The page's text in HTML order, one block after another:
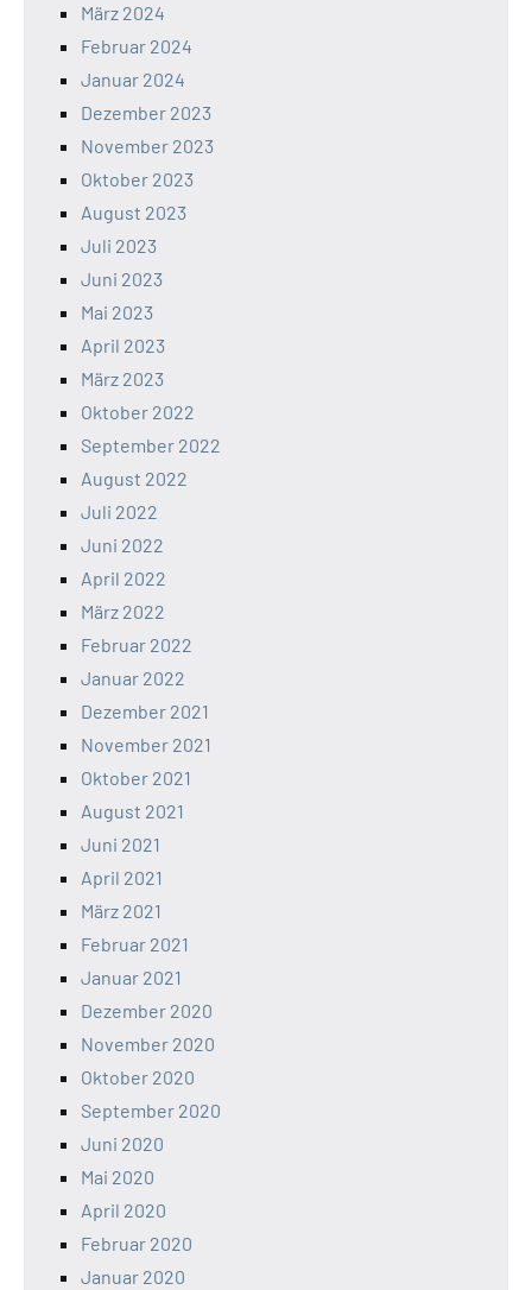
März 2024
Februar 2024
Januar 2024
Dezember 2023
November 2023
Oktober 2023
August 2023
Juli 2023
Juni 2023
Mai 2023
April 2023
März 2023
Oktober 2022
September 2022
August 2022
Juli 2022
Juni 2022
April 2022
März 2022
Februar 2022
Januar 2022
Dezember 2021
November 2021
Oktober 2021
August 2021
Juni 2021
April 2021
März 2021
Februar 2021
Januar 2021
Dezember 2020
November 2020
Oktober 2020
September 2020
Juni 2020
Mai 2020
April 2020
Februar 2020
Januar 2020